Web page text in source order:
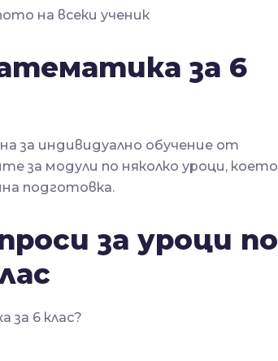
на всеки ученик
за 6
за индивидуално обучение от
за модули по няколко уроци, което
подготовка.
за уроци по
за 6 клас?